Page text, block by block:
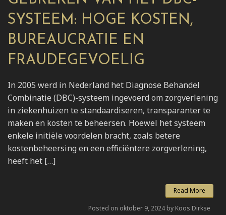
SYSTEEM: HOGE KOSTEN,
BUREAUCRATIE EN
FRAUDEGEVOELIG
In 2005 werd in Nederland het Diagnose Behandel
Combinatie (DBC)-systeem ingevoerd om zorgverlening
in ziekenhuizen te standaardiseren, transparanter te
maken en kosten te beheersen. Hoewel het systeem
enkele initiële voordelen bracht, zoals betere
kostenbeheersing en een efficiëntere zorgverlening,
heeft het […]
Read More
Posted on oktober 9, 2024 by Koos Dirkse